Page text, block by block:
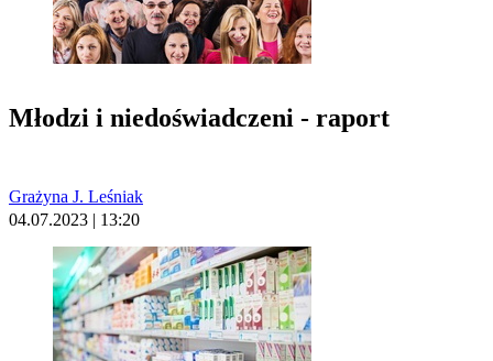
Młodzi i niedoświadczeni - raport
Grażyna J. Leśniak
04.07.2023 | 13:20